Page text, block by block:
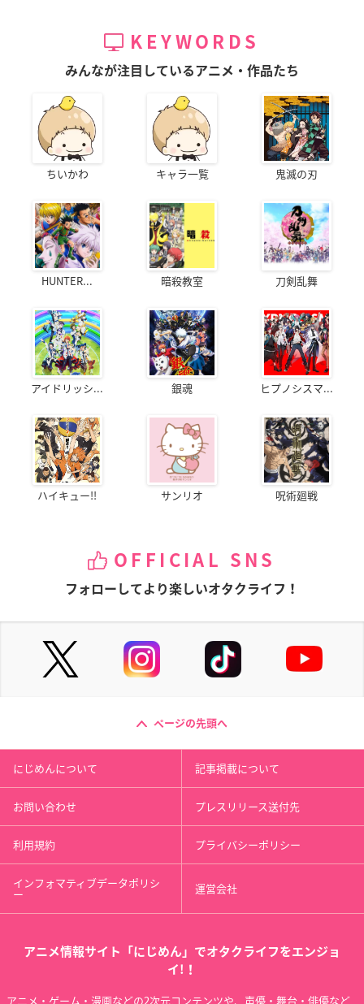
KEYWORDS
みんなが注目しているアニメ・作品たち
ちいかわ キャラ一覧 鬼滅の刃
HUNTER... 暗殺教室 刀剣乱舞
アイドリッシ... 銀魂 ヒプノシスマ...
ハイキュー!! サンリオ 呪術廻戦
OFFICIAL SNS
フォローしてより楽しいオタクライフ！
ページの先頭へ
にじめんについて 記事掲載について
お問い合わせ プレスリリース送付先
利用規約 プライバシーポリシー
インフォマティブデータポリシ
ー 運営会社
アニメ情報サイト「にじめん」でオタクライフをエンジョ
イ!！
アニメ・ゲーム・漫画などの2次元コンテンツや、声優・舞台・俳優など